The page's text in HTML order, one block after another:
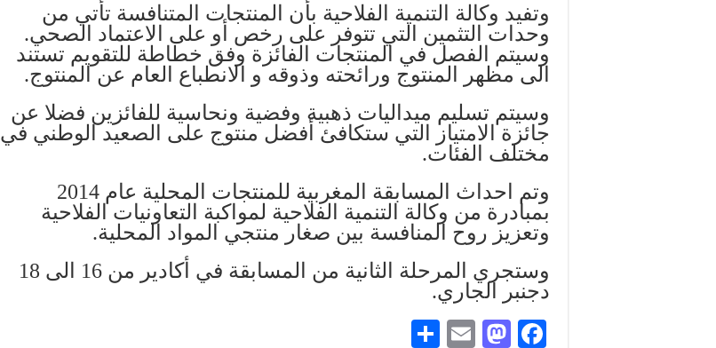
وتفيد وكالة التنمية الفلاحية بأن المنتجات المتنافسة تأتي من
وحدات التثمين التي تتوفر على رخص أو على الاعتماد الصحي.
وسيتم الفصل في المنتجات الفائزة وفق خطاطة للتقويم تستند
الى مظهر المنتوج ورائحته وذوقه و الانطباع العام عن المنتوج.
وسيتم تسليم ميداليات ذهبية وفضية ونحاسية للفائزين فضلا عن
جائزة الامتياز التي ستكافئ أفضل منتوج على الصعيد الوطني في
مختلف الفئات.
وتم احداث المسابقة المغربية للمنتجات المحلية عام 2014
بمبادرة من وكالة التنمية الفلاحية لمواكبة التعاونيات الفلاحية
وتعزيز روح المنافسة بين صغار منتجي المواد المحلية.
وستجري المرحلة الثانية من المسابقة في أكادير من 16 الى 18
دجنبر الجاري.
Fa
M
E